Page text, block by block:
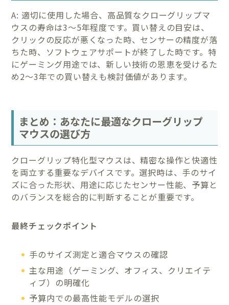
A: 適切に使用した場合、高品質なクローグリップマ
ウスの寿命は3～5年程度です。買い替えの目安は、
クリックの反応が悪くなった時、センサーの精度が落
ちた時、ソフトウェアサポートが終了した時です。特
にゲーミング用途では、新しい技術の恩恵を受けるた
め2～3年での買い替えも検討価値があります。
まとめ：あなたに最適なクローグリップ
マウスの選び方
クローグリップ特化型マウスは、精密な操作と快適性
を両立する重要なデバイスです。選択時は、手のサイ
ズに合った形状、用途に応じたセンサー性能、予算と
のバランスを総合的に判断することが重要です。
最終チェックポイント
手のサイズ測定と適合マウスの確認
主な用途（ゲーミング、オフィス、クリエイテ
ィブ）の明確化
予算内での最高性能モデルの選択